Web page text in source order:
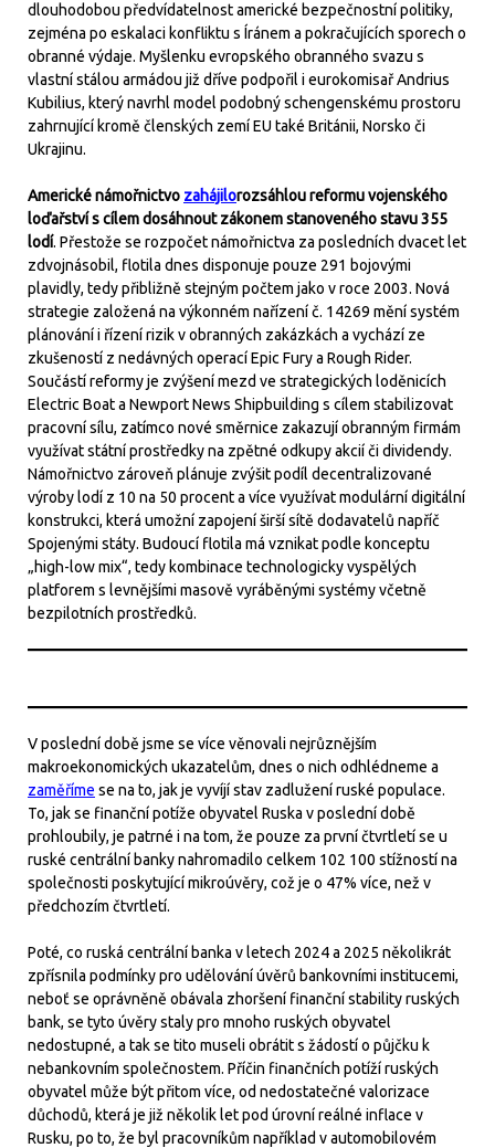
dlouhodobou předvídatelnost americké bezpečnostní politiky,
zejména po eskalaci konfliktu s Íránem a pokračujících sporech o
obranné výdaje. Myšlenku evropského obranného svazu s
vlastní stálou armádou již dříve podpořil i eurokomisař Andrius
Kubilius, který navrhl model podobný schengenskému prostoru
zahrnující kromě členských zemí EU také Británii, Norsko či
Ukrajinu.
Americké námořnictvo zahájilorozsáhlou reformu vojenského
loďařství s cílem dosáhnout zákonem stanoveného stavu 355
lodí. Přestože se rozpočet námořnictva za posledních dvacet let
zdvojnásobil, flotila dnes disponuje pouze 291 bojovými
plavidly, tedy přibližně stejným počtem jako v roce 2003. Nová
strategie založená na výkonném nařízení č. 14269 mění systém
plánování i řízení rizik v obranných zakázkách a vychází ze
zkušeností z nedávných operací Epic Fury a Rough Rider.
Součástí reformy je zvýšení mezd ve strategických loděnicích
Electric Boat a Newport News Shipbuilding s cílem stabilizovat
pracovní sílu, zatímco nové směrnice zakazují obranným firmám
využívat státní prostředky na zpětné odkupy akcií či dividendy.
Námořnictvo zároveň plánuje zvýšit podíl decentralizované
výroby lodí z 10 na 50 procent a více využívat modulární digitální
konstrukci, která umožní zapojení širší sítě dodavatelů napříč
Spojenými státy. Budoucí flotila má vznikat podle konceptu
„high-low mix“, tedy kombinace technologicky vyspělých
platforem s levnějšími masově vyráběnými systémy včetně
bezpilotních prostředků.
V poslední době jsme se více věnovali nejrůznějším
makroekonomických ukazatelům, dnes o nich odhlédneme a
zaměříme se na to, jak je vyvíjí stav zadlužení ruské populace.
To, jak se finanční potíže obyvatel Ruska v poslední době
prohloubily, je patrné i na tom, že pouze za první čtvrtletí se u
ruské centrální banky nahromadilo celkem 102 100 stížností na
společnosti poskytující mikroúvěry, což je o 47% více, než v
předchozím čtvrtletí.
Poté, co ruská centrální banka v letech 2024 a 2025 několikrát
zpřísnila podmínky pro udělování úvěrů bankovními institucemi,
neboť se oprávněně obávala zhoršení finanční stability ruských
bank, se tyto úvěry staly pro mnoho ruských obyvatel
nedostupné, a tak se tito museli obrátit s žádostí o půjčku k
nebankovním společnostem. Příčin finančních potíží ruských
obyvatel může být přitom více, od nedostatečné valorizace
důchodů, která je již několik let pod úrovní reálné inflace v
Rusku, po to, že byl pracovníkům například v automobilovém